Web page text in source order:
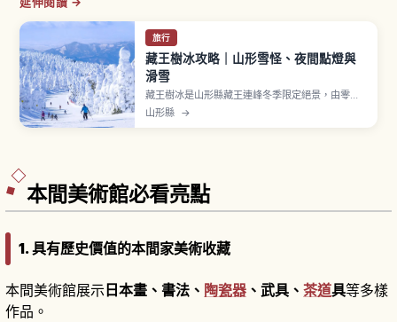
旅行
藏王樹冰攻略｜山形雪怪、夜間點燈與
滑雪
藏王樹冰是山形縣藏王連峰冬季限定絕景，由零下
氣溫、日本海濕潤季風與青森冷杉林帶三項條件，
山形縣 →
本間美術館必看亮點
1. 具有歷史價值的本間家美術收藏
本間美術館展示 日本畫、書法、 陶瓷器 、武具、 茶道具等多樣
作品。